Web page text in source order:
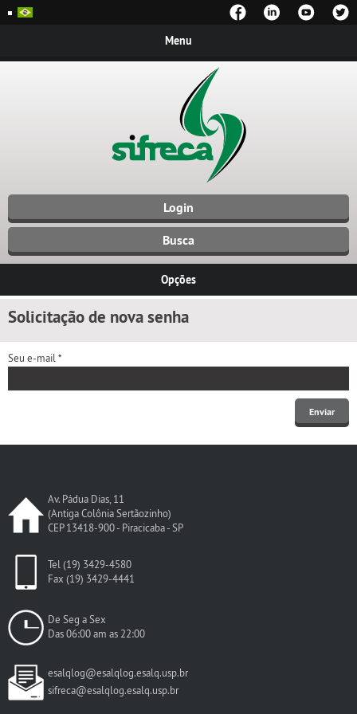
Menu
Login
Busca
Opções
Solicitação de nova senha
Seu e-mail *
Av. Pádua Dias, 11
(Antiga Colônia Sertãozinho)
CEP 13418-900 - Piracicaba - SP
Tel (19) 3429-4580
Fax (19) 3429-4441
De Seg a Sex
Das 06:00 am as 22:00
esalqlog@esalqlog.esalq.usp.br
sifreca@esalqlog.esalq.usp.br